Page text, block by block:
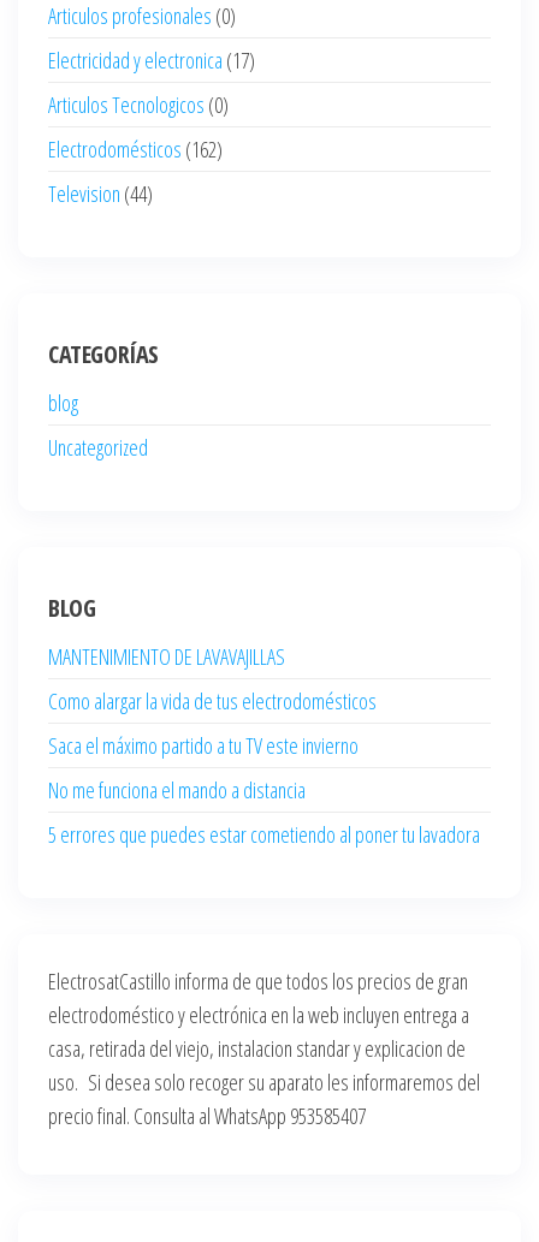
Articulos profesionales (0)
Electricidad y electronica (17)
Articulos Tecnologicos (0)
Electrodomésticos (162)
Television (44)
CATEGORÍAS
blog
Uncategorized
BLOG
MANTENIMIENTO DE LAVAVAJILLAS
Como alargar la vida de tus electrodomésticos
Saca el máximo partido a tu TV este invierno
No me funciona el mando a distancia
5 errores que puedes estar cometiendo al poner tu lavadora
ElectrosatCastillo informa de que todos los precios de gran
electrodoméstico y electrónica en la web incluyen entrega a
casa, retirada del viejo, instalacion standar y explicacion de
uso. Si desea solo recoger su aparato les informaremos del
precio final. Consulta al WhatsApp 953585407